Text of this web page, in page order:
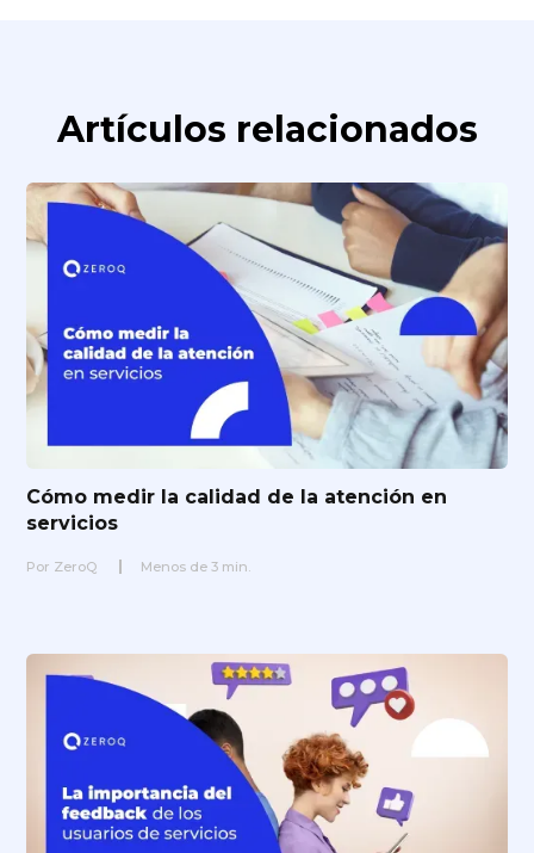
Artículos relacionados
Cómo medir la calidad de la atención en
servicios
Por ZeroQ Menos de 3 min.